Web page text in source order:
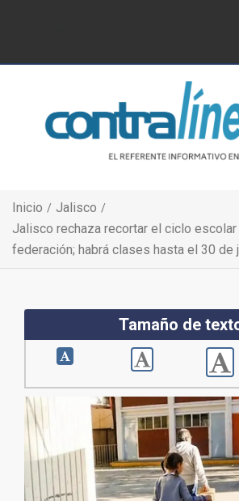
Inicio
Jalisco
Jalisco rechaza recortar el ciclo
federación; habrá clases hasta el 30 de
Tamaño de